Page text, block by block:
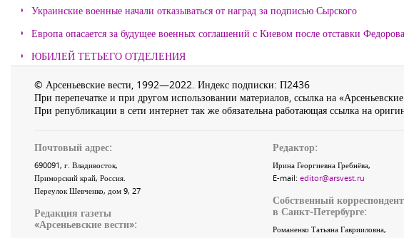
Украинские военные начали отказываться от наград за подписью Сырского
Европа опасается за будущее военных соглашений с Киевом после отставки Федорова
ЮБИЛЕЙ ТЕТЬЕГО ОТДЕЛЕНИЯ
© Арсеньевские вести, 1992—2022. Индекс подписки: П2436
При перепечатке и при другом использовании материалов, ссылка на «Арсеньевские
При републикации в сети интернет так же обязательна работающая ссылка на
Почтовый адрес:
690091, г. Владивосток,
Приморский край, Россия.
Переулок Шевченко, дом 9, 27
Редакция газеты
«Арсеньевские вести»:
Редактор:
Ирина Георгиевна Гребнёва,
E-mail: editor@arsvest.ru
Собственный
в Санкт-Петербурге:
Романенко Татьяна Гаврииловна,